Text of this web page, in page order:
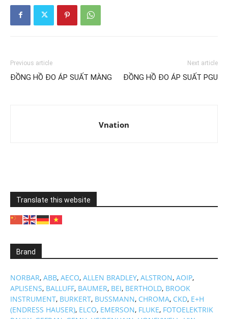
Previous article
ĐỒNG HỒ ĐO ÁP SUẤT MÀNG
Next article
ĐỒNG HỒ ĐO ÁP SUẤT PGU
Vnation
Translate this website
Brand
NORBAR, ABB, AECO, ALLEN BRADLEY, ALSTRON, AOIP,
APLISENS, BALLUFF, BAUMER, BEI, BERTHOLD, BROOK
INSTRUMENT, BURKERT, BUSSMANN, CHROMA, CKD, E+H
(ENDRESS HAUSER), ELCO, EMERSON, FLUKE, FOTOELEKTRIK